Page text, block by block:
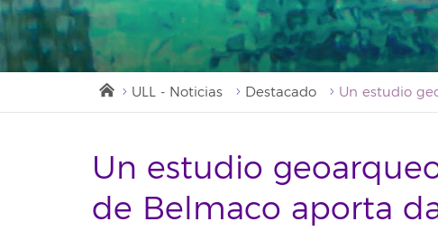
ULL - Noticias Destacado
Un estudio
de Belmaco aporta